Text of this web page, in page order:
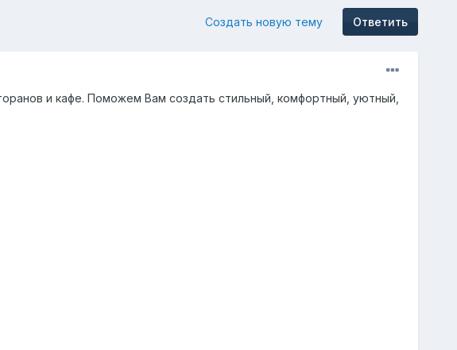
Ответить
Создать новую тему
и кафе. Поможем Вам создать стильный, комфортный, уютный,